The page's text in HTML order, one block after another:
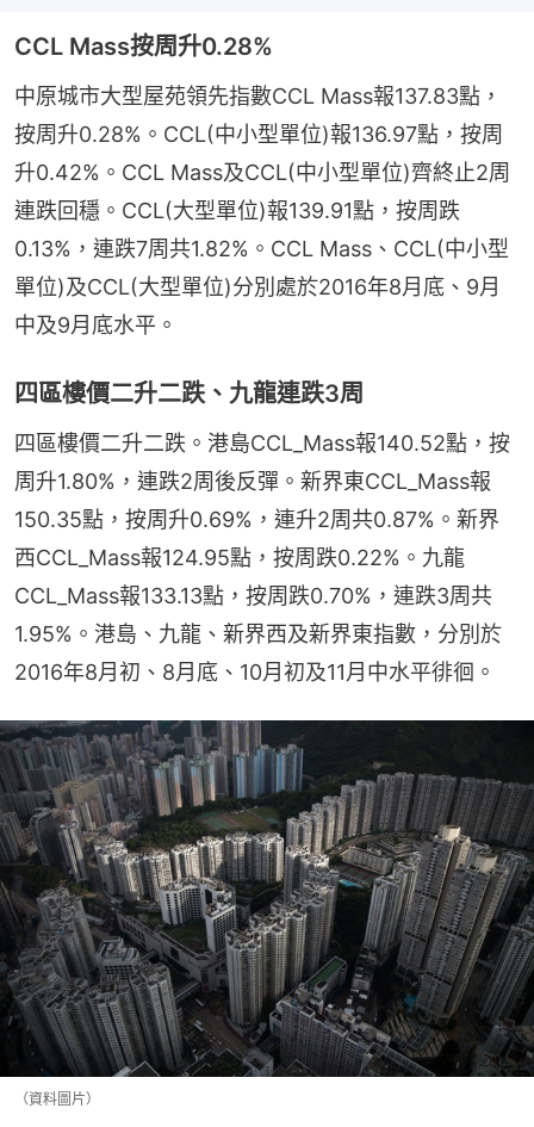
CCL Mass按周升0.28%
中原城市大型屋苑領先指數CCL Mass報137.83點，
按周升0.28%。CCL(中小型單位)報136.97點，按周
升0.42%。CCL Mass及CCL(中小型單位)齊終止2周
連跌回穩。CCL(大型單位)報139.91點，按周跌
0.13%，連跌7周共1.82%。CCL Mass、CCL(中小型
單位)及CCL(大型單位)分別處於2016年8月底、9月
中及9月底水平。
四區樓價二升二跌、九龍連跌3周
四區樓價二升二跌。港島CCL_Mass報140.52點，按
周升1.80%，連跌2周後反彈。新界東CCL_Mass報
150.35點，按周升0.69%，連升2周共0.87%。新界
西CCL_Mass報124.95點，按周跌0.22%。九龍
CCL_Mass報133.13點，按周跌0.70%，連跌3周共
1.95%。港島、九龍、新界西及新界東指數，分別於
2016年8月初、8月底、10月初及11月中水平徘徊。
（資料圖片）